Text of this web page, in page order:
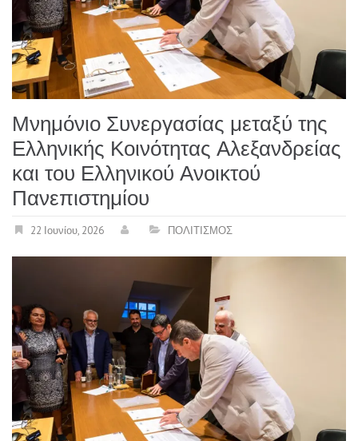
Μνημόνιο Συνεργασίας μεταξύ της
Ελληνικής Κοινότητας Αλεξανδρείας
και του Ελληνικού Ανοικτού
Πανεπιστημίου
22 Ιουνίου, 2026 ΠΟΛΙΤΙΣΜΟΣ